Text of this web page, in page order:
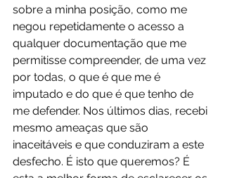
sobre a minha posição, como me
negou repetidamente o acesso a
qualquer documentação que me
permitisse compreender, de uma vez
por todas, o que é que me é
imputado e do que é que tenho de
me defender. Nos últimos dias, recebi
mesmo ameaças que são
inaceitáveis e que conduziram a este
desfecho. É isto que queremos? É